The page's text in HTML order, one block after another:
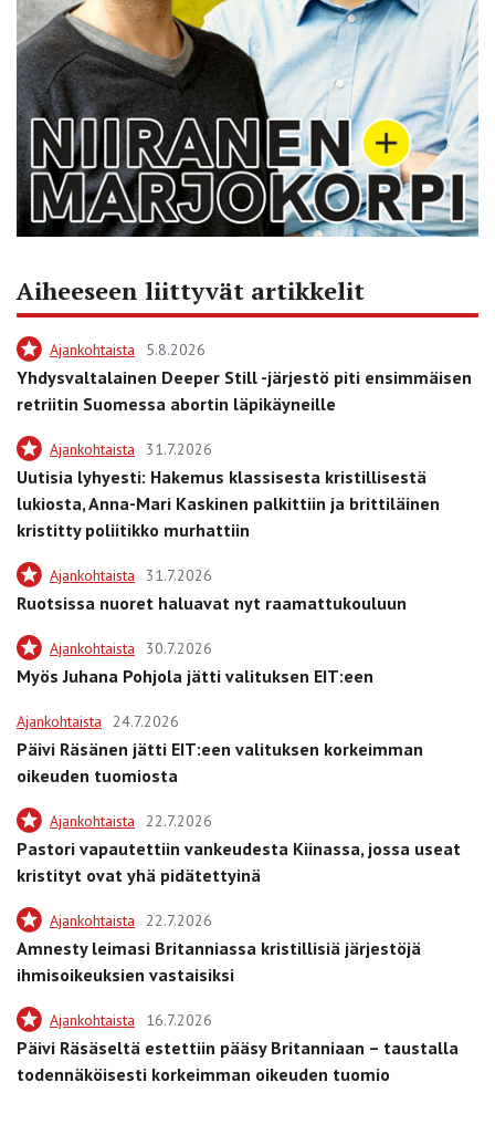
Aiheeseen liittyvät artikkelit
Ajankohtaista 5.8.2026
Yhdysvaltalainen Deeper Still -järjestö piti ensimmäisen
retriitin Suomessa abortin läpikäyneille
Ajankohtaista 31.7.2026
Uutisia lyhyesti: Hakemus klassisesta kristillisestä
lukiosta, Anna-Mari Kaskinen palkittiin ja brittiläinen
kristitty poliitikko murhattiin
Ajankohtaista 31.7.2026
Ruotsissa nuoret haluavat nyt raamattukouluun
Ajankohtaista 30.7.2026
Myös Juhana Pohjola jätti valituksen EIT:een
Ajankohtaista 24.7.2026
Päivi Räsänen jätti EIT:een valituksen korkeimman
oikeuden tuomiosta
Ajankohtaista 22.7.2026
Pastori vapautettiin vankeudesta Kiinassa, jossa useat
kristityt ovat yhä pidätettyinä
Ajankohtaista 22.7.2026
Amnesty leimasi Britanniassa kristillisiä järjestöjä
ihmisoikeuksien vastaisiksi
Ajankohtaista 16.7.2026
Päivi Räsäseltä estettiin pääsy Britanniaan – taustalla
todennäköisesti korkeimman oikeuden tuomio